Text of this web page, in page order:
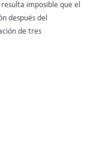
imposible que el
después del
de tres